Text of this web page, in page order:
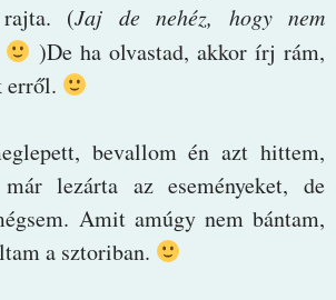
rajta. (Jaj de nehéz, hogy nem
)De ha olvastad, akkor írj rám,
erről.
bevallom én azt hittem,
lezárta az eseményeket, de
Amit amúgy nem bántam,
a sztoriban.